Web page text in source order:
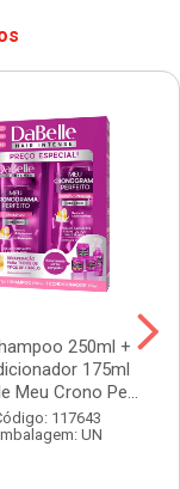
250ml +
175ml
Meu Crono Pe...
117643
UN